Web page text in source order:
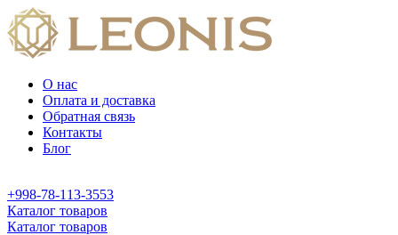
О нас
Оплата и доставка
Обратная связь
Контакты
Блог
+998-78-113-3553
Каталог товаров
Каталог товаров